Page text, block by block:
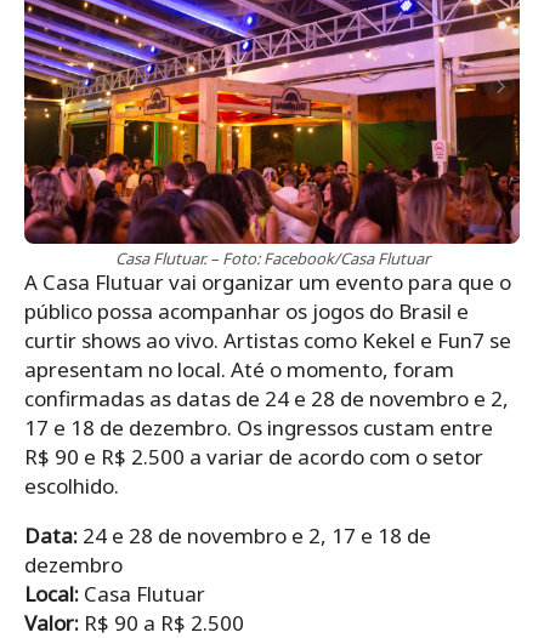
Casa Flutuar. – Foto: Facebook/Casa Flutuar
A Casa Flutuar vai organizar um evento para que o
público possa acompanhar os jogos do Brasil e
curtir shows ao vivo. Artistas como Kekel e Fun7 se
apresentam no local. Até o momento, foram
confirmadas as datas de 24 e 28 de novembro e 2,
17 e 18 de dezembro. Os ingressos custam entre
R$ 90 e R$ 2.500 a variar de acordo com o setor
escolhido.
Data: 24 e 28 de novembro e 2, 17 e 18 de
dezembro
Local: Casa Flutuar
Valor: R$ 90 a R$ 2.500